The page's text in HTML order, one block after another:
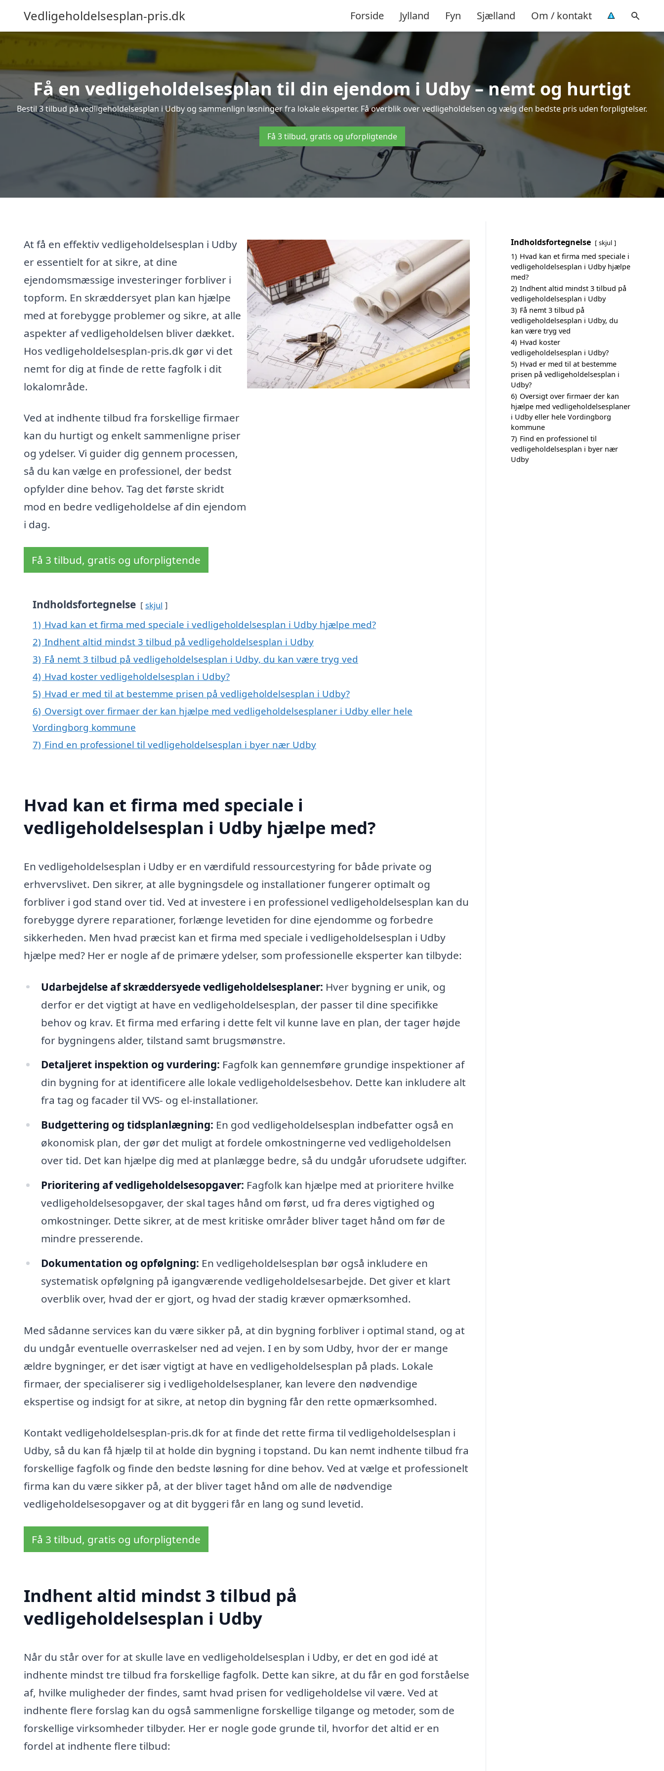
Vedligeholdelsesplan-pris.dk Forside Jylland Fyn Sjælland Om / kontakt
Få en vedligeholdelsesplan til din ejendom i Udby – nemt og hurtigt
Bestil 3 tilbud på vedligeholdelsesplan i Udby og sammenlign løsninger fra lokale eksperter. Få overblik over vedligeholdelsen og vælg den bedste pris uden forpligtelser.
Få 3 tilbud, gratis og uforpligtende
At få en effektiv vedligeholdelsesplan i Udby
er essentielt for at sikre, at dine
ejendomsmæssige investeringer forbliver i
topform. En skræddersyet plan kan hjælpe
med at forebygge problemer og sikre, at alle
aspekter af vedligeholdelsen bliver dækket.
Hos vedligeholdelsesplan-pris.dk gør vi det
nemt for dig at finde de rette fagfolk i dit
lokalområde.
Ved at indhente tilbud fra forskellige firmaer
kan du hurtigt og enkelt sammenligne priser
og ydelser. Vi guider dig gennem processen,
så du kan vælge en professionel, der bedst
opfylder dine behov. Tag det første skridt
mod en bedre vedligeholdelse af din ejendom
i dag.
Få 3 tilbud, gratis og uforpligtende
Indholdsfortegnelse skjul
1) Hvad kan et firma med speciale i vedligeholdelsesplan i Udby hjælpe med?
2) Indhent altid mindst 3 tilbud på vedligeholdelsesplan i Udby
3) Få nemt 3 tilbud på vedligeholdelsesplan i Udby, du kan være tryg ved
4) Hvad koster vedligeholdelsesplan i Udby?
5) Hvad er med til at bestemme prisen på vedligeholdelsesplan i Udby?
6) Oversigt over firmaer der kan hjælpe med vedligeholdelsesplaner i Udby eller hele
Vordingborg kommune
7) Find en professionel til vedligeholdelsesplan i byer nær Udby
Hvad kan et firma med speciale i
vedligeholdelsesplan i Udby hjælpe med?
En vedligeholdelsesplan i Udby er en værdifuld ressourcestyring for både private og
erhvervslivet. Den sikrer, at alle bygningsdele og installationer fungerer optimalt og
forbliver i god stand over tid. Ved at investere i en professionel vedligeholdelsesplan kan du
forebygge dyrere reparationer, forlænge levetiden for dine ejendomme og forbedre
sikkerheden. Men hvad præcist kan et firma med speciale i vedligeholdelsesplan i Udby
hjælpe med? Her er nogle af de primære ydelser, som professionelle eksperter kan tilbyde:
Udarbejdelse af skræddersyede vedligeholdelsesplaner: Hver bygning er unik, og
derfor er det vigtigt at have en vedligeholdelsesplan, der passer til dine specifikke
behov og krav. Et firma med erfaring i dette felt vil kunne lave en plan, der tager højde
for bygningens alder, tilstand samt brugsmønstre.
Detaljeret inspektion og vurdering: Fagfolk kan gennemføre grundige inspektioner af
din bygning for at identificere alle lokale vedligeholdelsesbehov. Dette kan inkludere alt
fra tag og facader til VVS- og el-installationer.
Budgettering og tidsplanlægning: En god vedligeholdelsesplan indbefatter også en
økonomisk plan, der gør det muligt at fordele omkostningerne ved vedligeholdelsen
over tid. Det kan hjælpe dig med at planlægge bedre, så du undgår uforudsete udgifter.
Prioritering af vedligeholdelsesopgaver: Fagfolk kan hjælpe med at prioritere hvilke
vedligeholdelsesopgaver, der skal tages hånd om først, ud fra deres vigtighed og
omkostninger. Dette sikrer, at de mest kritiske områder bliver taget hånd om før de
mindre presserende.
Dokumentation og opfølgning: En vedligeholdelsesplan bør også inkludere en
systematisk opfølgning på igangværende vedligeholdelsesarbejde. Det giver et klart
overblik over, hvad der er gjort, og hvad der stadig kræver opmærksomhed.
Med sådanne services kan du være sikker på, at din bygning forbliver i optimal stand, og at
du undgår eventuelle overraskelser ned ad vejen. I en by som Udby, hvor der er mange
ældre bygninger, er det især vigtigt at have en vedligeholdelsesplan på plads. Lokale
firmaer, der specialiserer sig i vedligeholdelsesplaner, kan levere den nødvendige
ekspertise og indsigt for at sikre, at netop din bygning får den rette opmærksomhed.
Kontakt vedligeholdelsesplan-pris.dk for at finde det rette firma til vedligeholdelsesplan i
Udby, så du kan få hjælp til at holde din bygning i topstand. Du kan nemt indhente tilbud fra
forskellige fagfolk og finde den bedste løsning for dine behov. Ved at vælge et professionelt
firma kan du være sikker på, at der bliver taget hånd om alle de nødvendige
vedligeholdelsesopgaver og at dit byggeri får en lang og sund levetid.
Få 3 tilbud, gratis og uforpligtende
Indhent altid mindst 3 tilbud på
vedligeholdelsesplan i Udby
Når du står over for at skulle lave en vedligeholdelsesplan i Udby, er det en god idé at
indhente mindst tre tilbud fra forskellige fagfolk. Dette kan sikre, at du får en god forståelse
af, hvilke muligheder der findes, samt hvad prisen for vedligeholdelse vil være. Ved at
indhente flere forslag kan du også sammenligne forskellige tilgange og metoder, som de
forskellige virksomheder tilbyder. Her er nogle gode grunde til, hvorfor det altid er en
fordel at indhente flere tilbud:
Indholdsfortegnelse skjul
1) Hvad kan et firma med speciale i
vedligeholdelsesplan i Udby hjælpe
med?
2) Indhent altid mindst 3 tilbud på
vedligeholdelsesplan i Udby
3) Få nemt 3 tilbud på
vedligeholdelsesplan i Udby, du
kan være tryg ved
4) Hvad koster
vedligeholdelsesplan i Udby?
5) Hvad er med til at bestemme
prisen på vedligeholdelsesplan i
Udby?
6) Oversigt over firmaer der kan
hjælpe med vedligeholdelsesplaner
i Udby eller hele Vordingborg
kommune
7) Find en professionel til
vedligeholdelsesplan i byer nær
Udby